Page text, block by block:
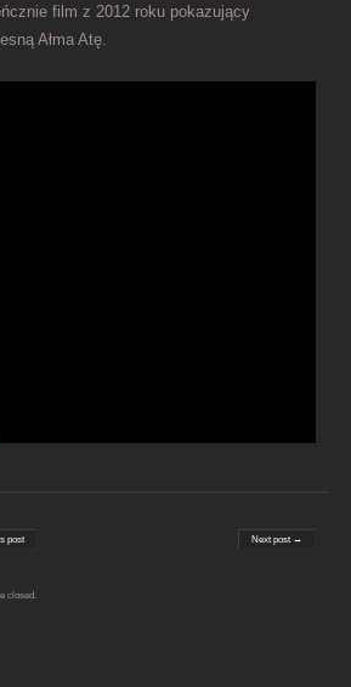
film z 2012 roku pokazujący
Ałma Atę.
post Next post →
closed.